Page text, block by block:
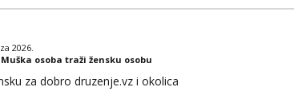
2026.
Muška osoba traži žensku osobu
za dobro druzenje.vz i okolica